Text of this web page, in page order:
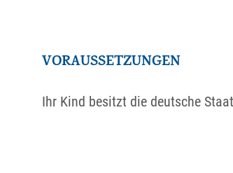
VORAUSSETZUNGEN
Ihr Kind besitzt die deutsche